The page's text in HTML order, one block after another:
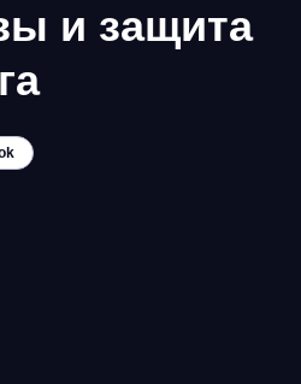
и защита